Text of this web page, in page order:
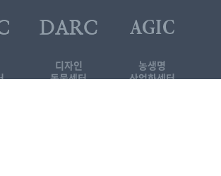
디자인
동물센터
농생명
산업화센터